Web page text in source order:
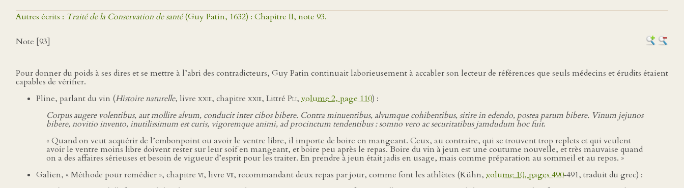
Autres écrits : Traité de la Conservation de santé(Guy Patin, 1632) : Chapitre II, note 93.
Note [93]
Pour donner du poids à ses dires et se mettre à l’abri des contradicteurs, Guy Patin continuait laborieusement à accabler son lecteur de références que seuls médecins et érudits étaient
capables de vérifier.
Pline, parlant du vin (Histoire naturelle, livre xxiii, chapitre xxiii, Littré Pli, volume 2, page 110) :
Corpus augere volentibus, aut mollire alvum, conducit inter cibos bibere. Contra minuentibus, alvumque cohibentibus, sitire in edendo, postea parum bibere. Vinum jejunos
bibere, novitio invento, inutilissimum est curis, vigoremque animi, ad procinctum tendentibus : somno vero ac securitatibus jamdudum hoc fuit.
« Quand on veut acquérir de l’embonpoint ou avoir le ventre libre, il importe de boire en mangeant. Ceux, au contraire, qui se trouvent trop replets et qui veulent
avoir le ventre moins libre doivent rester sur leur soif en mangeant, et boire peu après le repas. Boire du vin à jeun est une coutume nouvelle, et très mauvaise quand
on a des affaires sérieuses et besoin de vigueur d’esprit pour les traiter. En prendre à jeun était jadis en usage, mais comme préparation au sommeil et au repos. »
Galien, « Méthode pour remédier », chapitre vi, livre vii, recommandant deux repas par jour, comme font les athlètes (Kühn, volume 10, pages 490‑491, traduit du grec) :